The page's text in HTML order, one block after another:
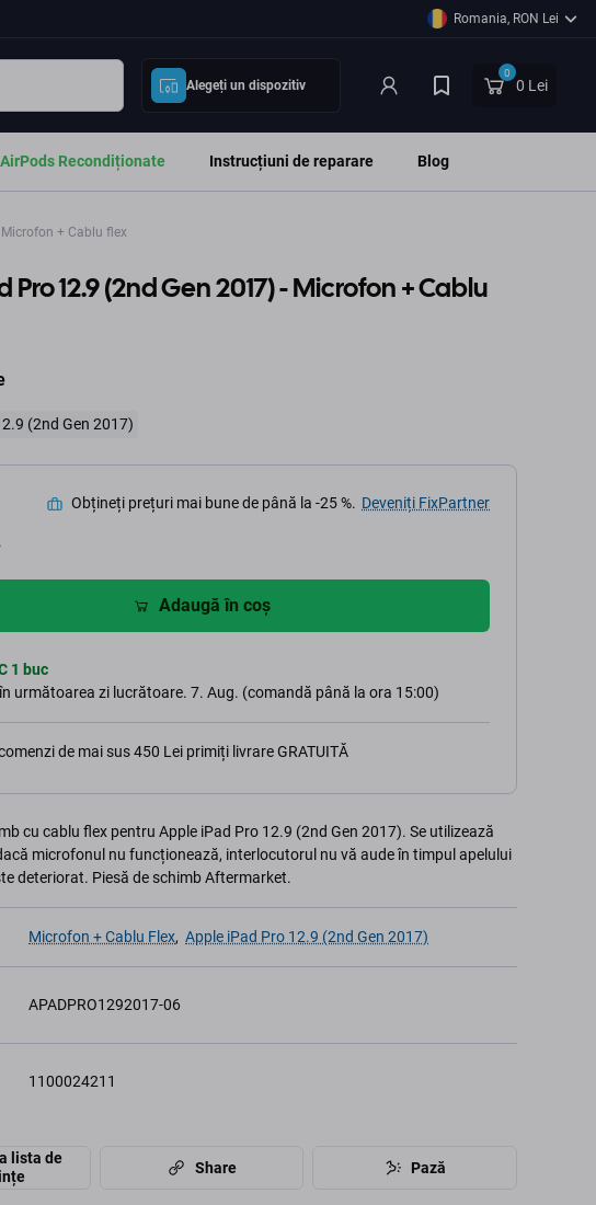
Romania, RON Lei
Alegeți un dispozitiv
0
0 Lei
Recondiționate Instrucțiuni de reparare Blog
+ Cablu flex
Pro 12.9 (2nd Gen 2017) - Microfon + Cablu
(2nd Gen 2017)
Obțineți prețuri mai bune de până la -25 %. Deveniți FixPartner
Adaugă în coș
1 buc
următoarea zi lucrătoare. 7. Aug. (comandă până la ora 15:00)
de mai sus 450 Lei primiți livrare GRATUITĂ
cu cablu flex pentru Apple iPad Pro 12.9 (2nd Gen 2017). Se utilizează
microfonul nu funcționează, interlocutorul nu vă aude în timpul apelului
deteriorat. Piesă de schimb Aftermarket.
Microfon + Cablu Flex, Apple iPad Pro 12.9 (2nd Gen 2017)
APADPRO1292017-06
1100024211
lista de
Share Pază